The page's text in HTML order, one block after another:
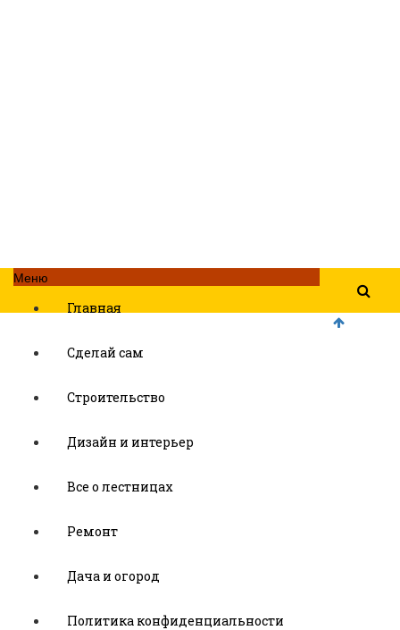
Меню
Главная
Сделай сам
Строительство
Дизайн и интерьер
Все о лестницах
Ремонт
Дача и огород
Политика конфиденциальности